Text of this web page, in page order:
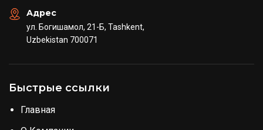
Адрес
ул. Богишамол, 21-Б, Tashkent,
Uzbekistan 700071
Быстрые ссылки
Главная